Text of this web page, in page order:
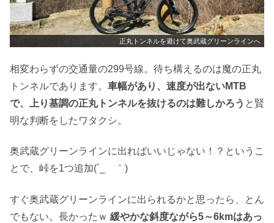
正丸トンネルを避けて奥武蔵グリーンラインへ
相変わらずの交通量の299号線。待ち構えるのは魔の正丸
トンネルであります。 車幅があり、速度が出ないMTB
で、上り基調の正丸トンネルを抜けるのは難しかろう と賢
明な判断をしたワタクシ。
奥武蔵グリーンラインに出ればいいじゃない！？というこ
とで、峠を1つ追加(´_ゝ｀)
すぐ奥武蔵グリーンラインに出られるかと思ったら、とん
でもない。長かったｗ 緩やかな斜度ながら5～6kmはあっ